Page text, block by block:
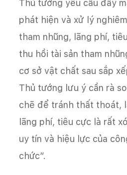
Thủ tướng yêu cầu đẩy
phát hiện và xử lý
tham nhũng, lãng phí,
thu hồi tài sản tham
cơ sở vật chất sau sắp
Thủ tướng lưu ý cần rà
chẽ để tránh thất thoát,
lãng phí, tiêu cực là rất
uy tín và hiệu lực của
chức”.